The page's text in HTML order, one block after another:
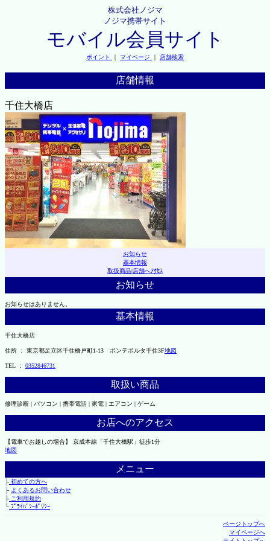
株式会社ノジマ
ノジマ携帯サイト
モバイル会員サイト
ポイント ｜ マイページ ｜ 店舗検索
店舗情報
千住大橋店
お知らせ
基本情報
取扱商品|店舗へｱｸｾｽ
お知らせ
お知らせはありません。
基本情報
千住大橋店
住所 ： 東京都足立区千住橋戸町1-13 ポンテポルタ千住3F地図
TEL ： 0352846731
取扱い商品
修理診断 | パソコン | 携帯電話 | 家電 | エアコン | ゲーム
お店へのアクセス
【電車でお越しの場合】 京成本線「千住大橋駅」徒歩1分
地図
メニュー
├初めての方へ
├ よくあるお問い合わせ
├ご利用規約
└ﾌﾟﾗｲﾊﾞｼｰﾎﾟﾘｼｰ
ページトップへ
マイページへ